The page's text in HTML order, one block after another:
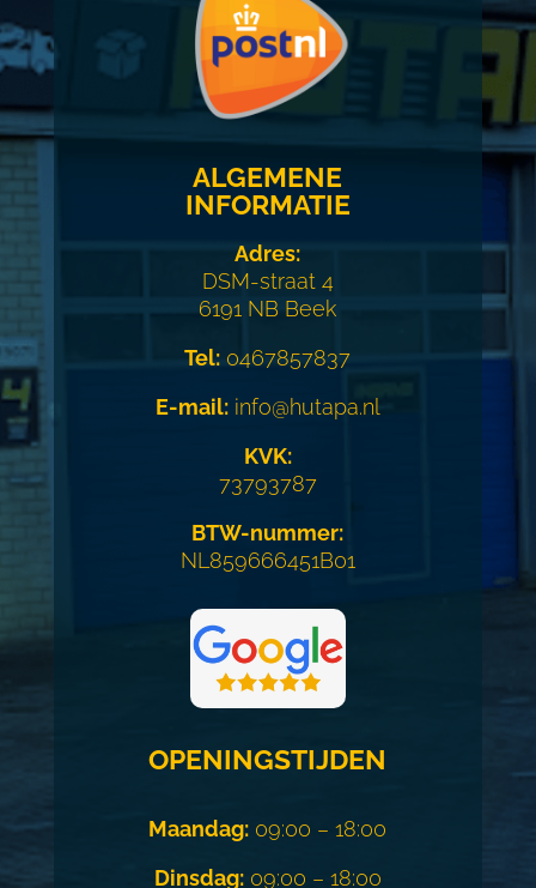
ALGEMENE
INFORMATIE
Adres:
DSM-straat 4
6191 NB Beek
Tel: 0467857837
E-mail:info@hutapa.nl
KVK:
73793787
BTW-nummer:
NL859666451B01
OPENINGSTIJDEN
Maandag: 09:00 – 18:00
Dinsdag:09:00 – 18:00